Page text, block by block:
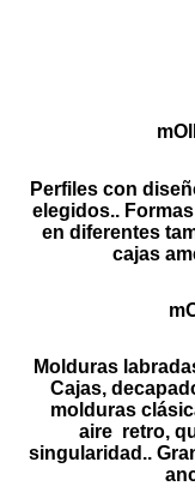
Perfiles con
elegidos..
en diferentes
cajas
Molduras
Cajas,
molduras
aire retro,
singularidad..